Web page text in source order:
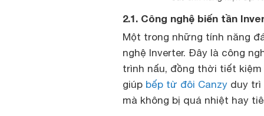
2.1. Công nghệ biến tần
Một trong những tính năng
nghệ Inverter. Đây là công
trình nấu, đồng thời tiết
giúp bếp từ đôi Canzy duy trì
mà không bị quá nhiệt hay